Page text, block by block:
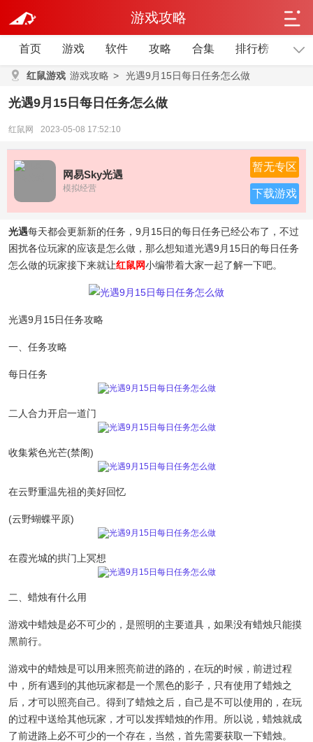
游戏攻略
首页 游戏 软件 攻略 合集 排行榜 单机
红鼠游戏 游戏攻略 > 光遇9月15日每日任务怎么做
光遇9月15日每日任务怎么做
红鼠网 2023-05-08 17:52:10
暂无专区
下载游戏
网易Sky光遇
模拟经营
光遇每天都会更新新的任务，9月15日的每日任务已经公布了，不过
困扰各位玩家的应该是怎么做，那么想知道光遇9月15日的每日任务
怎么做的玩家接下来就让红鼠网小编带着大家一起了解一下吧。
光遇9月15日任务攻略
一、任务攻略
每日任务
二人合力开启一道门
收集紫色光芒(禁阁)
在云野重温先祖的美好回忆
(云野蝴蝶平原)
在霞光城的拱门上冥想
二、蜡烛有什么用
游戏中蜡烛是必不可少的，是照明的主要道具，如果没有蜡烛只能摸
黑前行。
游戏中的蜡烛是可以用来照亮前进的路的，在玩的时候，前进过程
中，所有遇到的其他玩家都是一个黑色的影子，只有使用了蜡烛之
后，才可以照亮自己。得到了蜡烛之后，自己是不可以使用的，在玩
的过程中送给其他玩家，才可以发挥蜡烛的作用。所以说，蜡烛就成
了前进路上必不可少的一个存在，当然，首先需要获取一下蜡烛。